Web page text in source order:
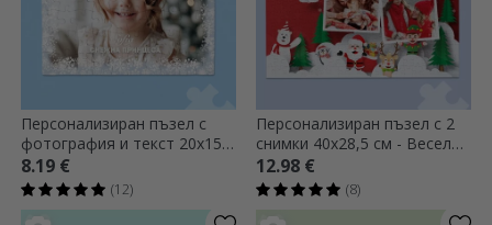
Персонализиран пъзел с
фотография и текст 20x15
см - Зима
8.19 €
(12)
Персонализиран пъзел с 2
снимки 40x28,5 см - Весела
Коледа
12.98 €
(8)